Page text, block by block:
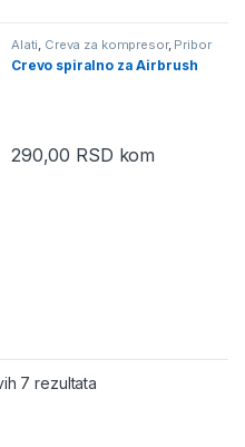
Alati, Creva za kompresor, Pribor
za kompresor
Crevo spiralno za Airbrush
290,00 RSD kom
7 rezultata